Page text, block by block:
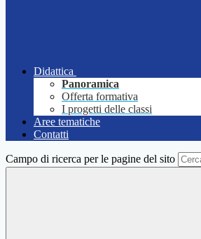
Didattica
Panoramica
Offerta formativa
I progetti delle classi
Aree tematiche
Contatti
Campo di ricerca per le pagine del sito